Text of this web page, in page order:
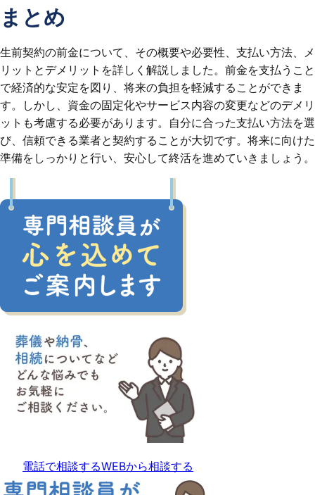
まとめ
生前契約の前金について、その概要や必要性、支払い方法、メ
リットとデメリットを詳しく解説しました。前金を支払うこと
で経済的な安定を図り、将来の負担を軽減することができま
す。しかし、資金の固定化やサービス内容の変更などのデメリ
ットも考慮する必要があります。自分に合った支払い方法を選
び、信頼できる業者と契約することが大切です。将来に向けた
準備をしっかりと行い、安心して終活を進めていきましょう。
電話で相談するWEBから相談する